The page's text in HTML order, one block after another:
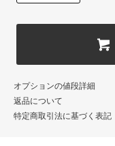
オプションの値段詳細
返品について
特定商取引法に基づく表記